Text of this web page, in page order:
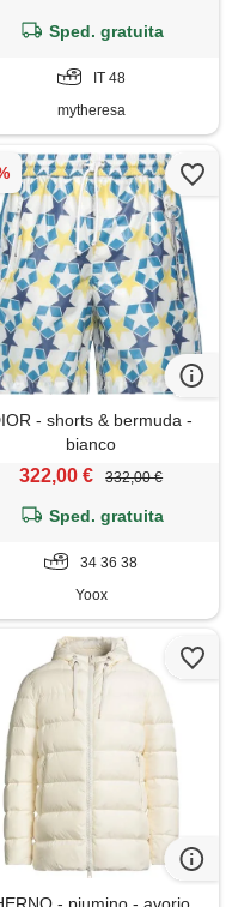
Sped. gratuita
IT 48
mytheresa
- shorts & bermuda -
bianco
322,00 € 332,00 €
Sped. gratuita
34 36 38
Yoox